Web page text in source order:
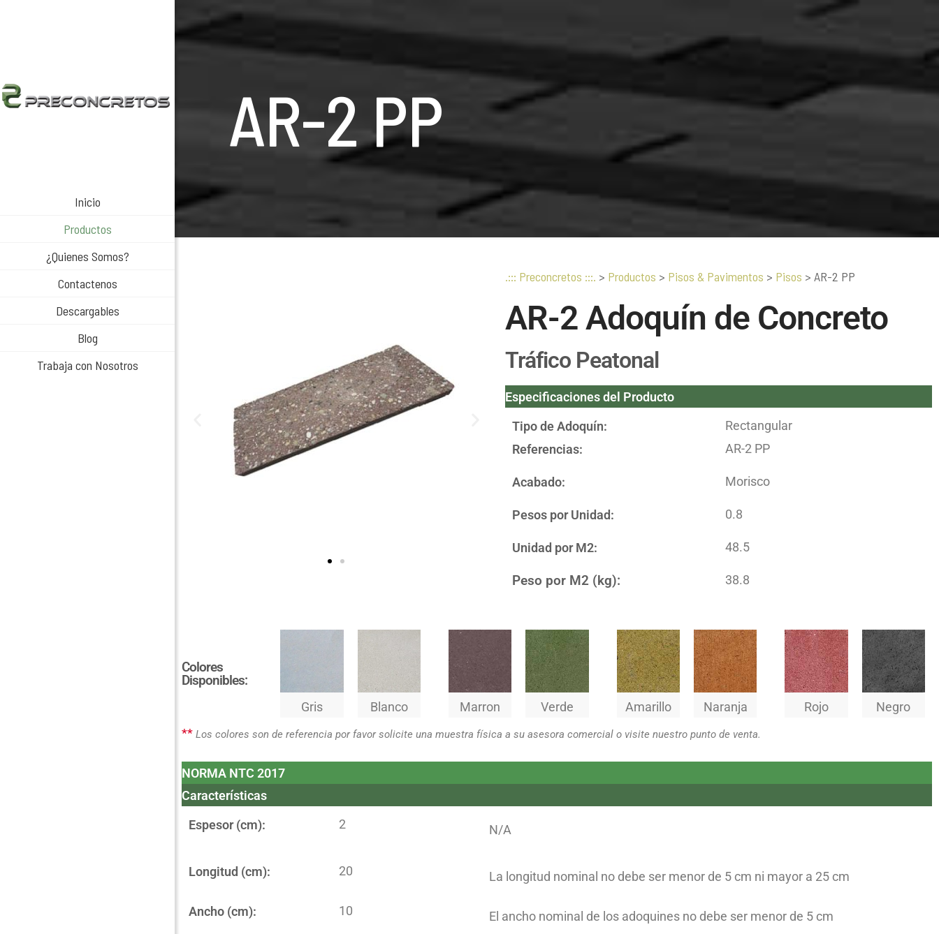
Inicio
Productos
¿Quienes Somos?
Contactenos
Descargables
Blog
Trabaja con Nosotros
AR-2 PP
.::: Preconcretos :::. > Productos > Pisos & Pavimentos > Pisos > AR-2 PP
AR-2 Adoquín de Concreto
Tráfico Peatonal
Especificaciones del Producto
Tipo de Adoquín:
Rectangular
Referencias:
AR-2 PP
Acabado: Morisco
Pesos por Unidad: 0.8
Unidad por M2: 48.5
Peso por M2 (kg): 38.8
Colores
Disponibles:
Gris Blanco Marron Verde Amarillo Naranja Rojo
Negro
** Los colores son de referencia por favor solicite una muestra física a su asesora comercial o visite nuestro punto de venta.
NORMA NTC 2017
Características
Espesor (cm):
2 N/A
Longitud (cm): 20 La longitud nominal no debe ser menor de 5 cm ni mayor a 25 cm
Ancho (cm): 10 El ancho nominal de los adoquines no debe ser menor de 5 cm